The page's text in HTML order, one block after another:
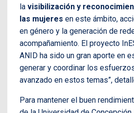
la visibilización y
las mujeres en este ámbito,
en género y la generación de
acompañamiento. El proyecto
ANID ha sido un gran aporte en
generar y coordinar los
avanzado en estos temas”,
Para mantener el buen